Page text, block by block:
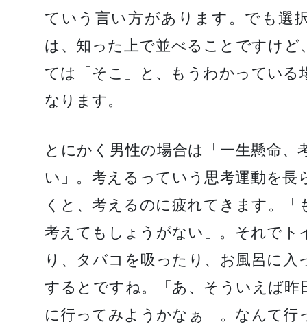
ていう言い方があります。でも選
は、知った上で並べることですけど
ては「そこ」と、もうわかっている
なります。
とにかく男性の場合は「一生懸命、
い」。考えるっていう思考運動を長
くと、考えるのに疲れてきます。「
考えてもしょうがない」。それでト
り、タバコを吸ったり、お風呂に入
するとですね。「あ、そういえば昨
に行ってみようかなぁ」。なんて行